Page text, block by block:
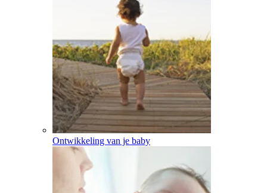
Ontwikkeling van je baby